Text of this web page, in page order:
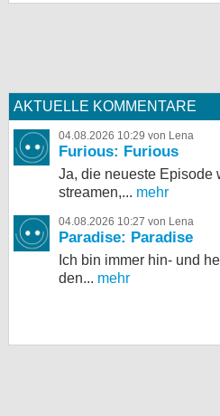
AKTUELLE KOMMENTARE
04.08.2026 10:29 von Lena
Furious: Furious
Ja, die neueste Episode
streamen,... mehr
04.08.2026 10:27 von Lena
Paradise: Paradise
Ich bin immer hin- und
den... mehr